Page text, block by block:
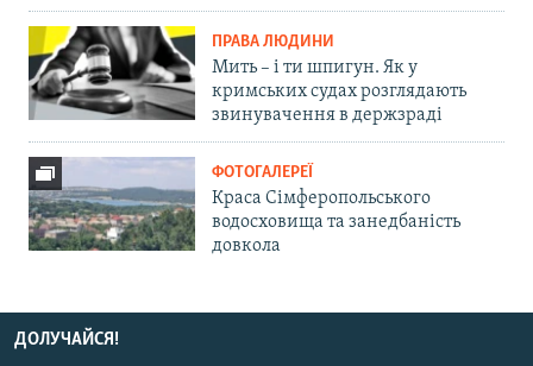
ПРАВА ЛЮДИНИ
Мить – і ти шпигун. Як у
кримських судах розглядають
звинувачення в держзраді
ФОТОГАЛЕРЕЇ
Краса Сімферопольського
водосховища та занедбаність
довкола
ДОЛУЧАЙСЯ!